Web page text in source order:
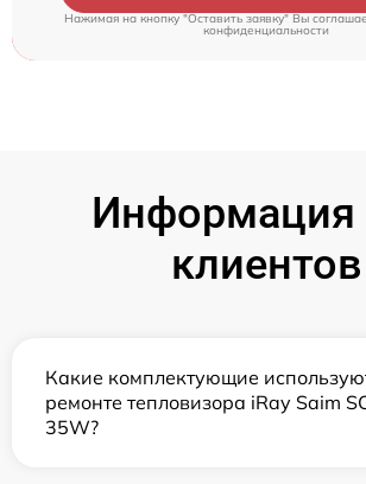
Нажимая на кнопку "Оставить заявку" Вы
конфиденциальности
Информация
клиентов
Какие комплектующие
ремонте тепловизора iRay Saim
35W?